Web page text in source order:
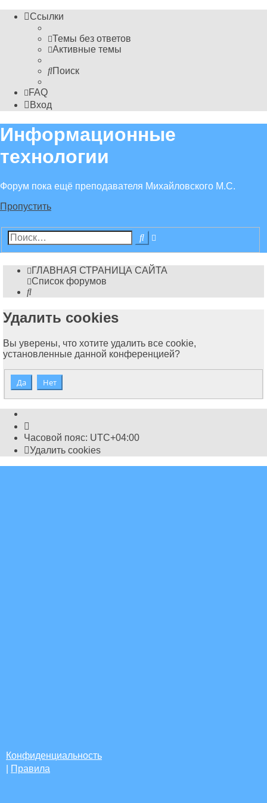
Ссылки
Темы без ответов
Активные темы
Поиск
FAQ
Вход
Информационные
технологии
Форум пока ещё преподавателя Михайловского М.С.
Пропустить
Поиск
ГЛАВНАЯ СТРАНИЦА САЙТА
Список форумов
Поиск
Удалить cookies
Вы уверены, что хотите удалить все cookie,
установленные данной конференцией?
Часовой пояс: UTC+04:00
Удалить cookies
Конфиденциальность
Правила